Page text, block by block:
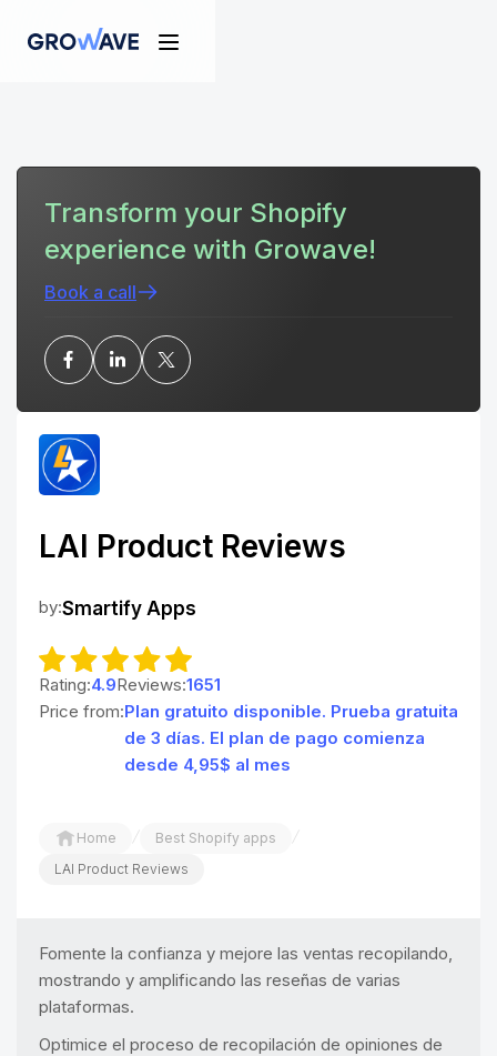
Transform your Shopify
experience with Growave!
Book a call
LAI Product Reviews
by:Smartify Apps
Rating:4.9Reviews:1651
Price from:Plan gratuito disponible. Prueba gratuita
de 3 días. El plan de pago comienza
desde 4,95$ al mes
Home / Best Shopify apps /
LAI Product Reviews
Fomente la confianza y mejore las ventas recopilando,
mostrando y amplificando las reseñas de varias
plataformas.
Optimice el proceso de recopilación de opiniones de